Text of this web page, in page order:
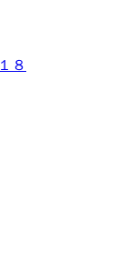
８